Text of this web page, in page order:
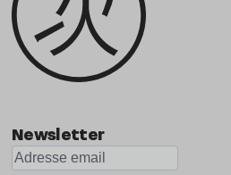
Newsletter